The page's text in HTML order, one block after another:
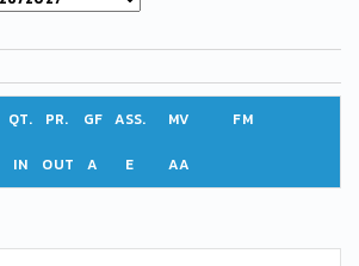
QT. PR. GF ASS. MV FM
IN OUT A E AA